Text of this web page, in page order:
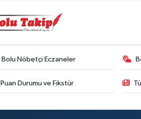
Bolu Nöbetçi Eczaneler
Puan Durumu ve Fikstür